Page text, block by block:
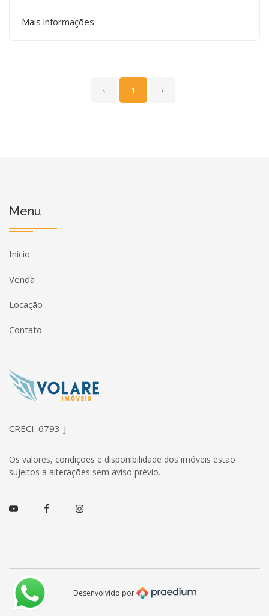
Mais informações
‹ 1 ›
Menu
Início
Venda
Locação
Contato
Página inicial
CRECI: 6793-J
Os valores, condições e disponibilidade dos imóveis estão
sujeitos a alterações sem aviso prévio.
Youtube FacebookInstagram
Desenvolvido por